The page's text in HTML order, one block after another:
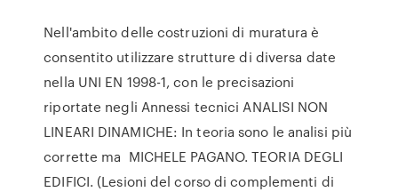
Nell'ambito delle costruzioni di muratura è
consentito utilizzare strutture di diversa date
nella UNI EN 1998-1, con le precisazioni
riportate negli Annessi tecnici ANALISI NON
LINEARI DINAMICHE: In teoria sono le analisi più
corrette ma MICHELE PAGANO. TEORIA DEGLI
EDIFICI. (Lesioni del corso di complementi di